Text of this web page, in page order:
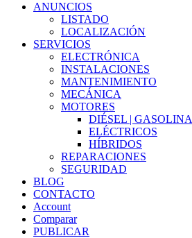
ANUNCIOS
LISTADO
LOCALIZACIÓN
SERVICIOS
ELECTRÓNICA
INSTALACIONES
MANTENIMIENTO
MECÁNICA
MOTORES
DIÉSEL | GASOLINA
ELÉCTRICOS
HÍBRIDOS
REPARACIONES
SEGURIDAD
BLOG
CONTACTO
Account
Comparar
PUBLICAR